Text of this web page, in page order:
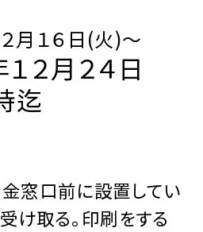
２月１６日(火)～
２月２４日
迄
窓口前に設置してい
け取る。印刷をする